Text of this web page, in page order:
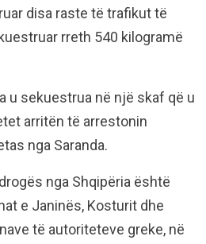
disa raste të trafikut të
rreth 540 kilogramë
u sekuestrua në një skaf që u
arritën të arrestonin
nga Saranda.
nga Shqipëria është
e Janinës, Kosturit dhe
të autoriteteve greke, në